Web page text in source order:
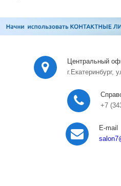
Центральный
г.Екатеринбург,
+7
E-mail
salon7